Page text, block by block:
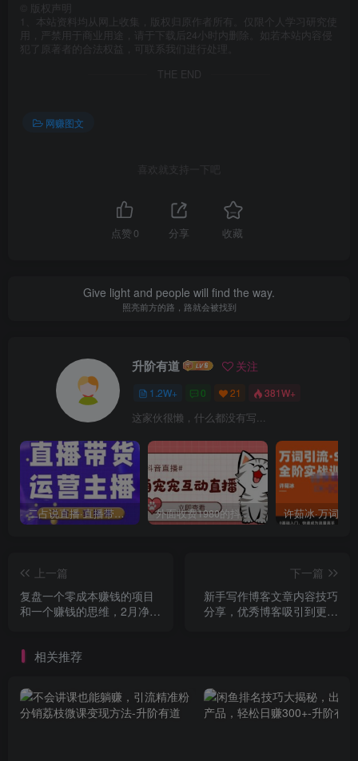
版权声明
1、本站资料均从网上收集，版权归原作者所有。仅限个人学习研究使
用，严禁用于商业用途，请于下载后24小时内删除。如若本站内容侵
犯了原著者的合法权益，可联系我们进行处理。
THE END
网赚图文
喜欢就支持一下吧
点赞 0 分享 收藏
Give light and people will find the way.
照亮前方的路，路就会被找到
升阶有道 关注
1.2W+ 0 21 381W+
这家伙很懒，什么都没有写...
二占说直播·直播带货主播运营课程，主播运营二合一实操课 外面收费1980的抖音萌宠宠直播项目，可虚拟人直播，抖音报白，实时互动直播【软件+详细教程】
上一篇
复盘一个零成本赚钱的项目
和一个赚钱的思维，2月净赚
下一篇
新手写作博客文章内容技巧
分享，优秀博客吸引到更多
相关推荐